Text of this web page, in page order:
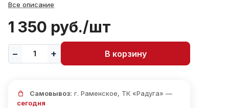
Все описание
1 350 руб./шт
В корзину
Самовывоз: г. Раменское, ТК «Радуга» —
сегодня